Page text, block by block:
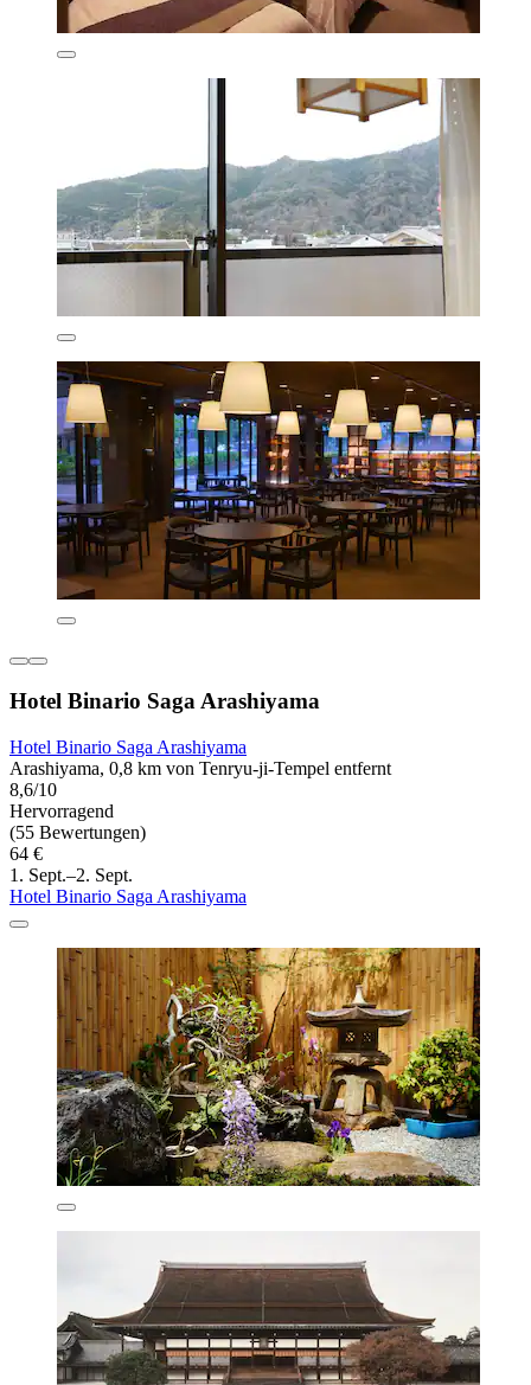
Hotel Binario Saga Arashiyama
Hotel Binario Saga Arashiyama
Arashiyama, 0,8 km von Tenryu-ji-Tempel entfernt
8,6/10
Hervorragend
(55 Bewertungen)
64 €
1. Sept.–2. Sept.
Hotel Binario Saga Arashiyama